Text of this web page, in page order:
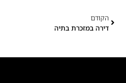
הקודם
דירה במזכרת בתיה